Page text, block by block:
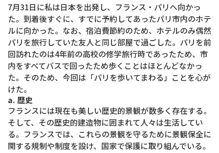
7月31日に私は日本を出発し、フランス・パリへ向かっ
た。到着後すぐに、すでに予約してあったパリ市内のホテ
ルに向かった。なお、宿泊費節約のため、ホテルのみ偶然
パリを旅行していた友人と同じ部屋で過ごした。パリを前
回訪れたのは4年前の高校の修学旅行時であったため、市
内をすべてバスで回ったため歩くことはほとんどなかっ
た。そのため、今回は「パリを歩いてまわる」ことを心が
けた。
a. 歴史
フランスには現在も美しい歴史的景観が数多く存在する。
そして、その歴史的建造物に囲まれて人々は生活してい
る。フランスでは、これらの景観を守るために景観保全に
関する規制や制度を設け、国家で保護に取り組んでいる。